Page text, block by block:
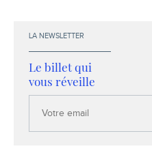
LA NEWSLETTER
Le billet qui
vous réveille
email